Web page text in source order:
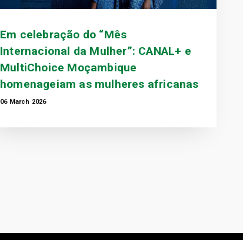
Em celebração do “Mês
Internacional da Mulher”: CANAL+ e
MultiChoice Moçambique
homenageiam as mulheres africanas
06 March 2026